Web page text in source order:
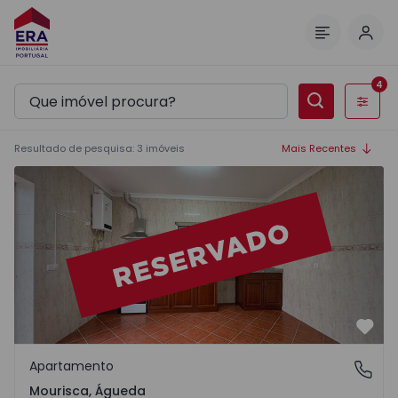
Filtros
4
Resultado de pesquisa: 3 imóveis Mais Recentes
Apartamento T2 Águeda, Trofa, Segadães e Lamas do
Mourisca, Águeda
Apartamento
Mourisca, Águeda